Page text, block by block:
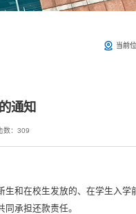
当前
通知
数： 309
和在校生发放的、在学生入学
承担还款责任。